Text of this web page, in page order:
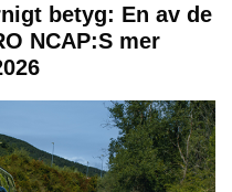
betyg: En av de
NCAP:S mer